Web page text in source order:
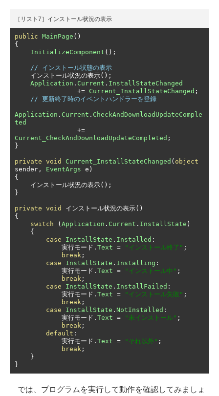
［リスト7］インストール状況の表示
public MainPage ()
{
InitializeComponent ();
// インストール状態の表示
インストール状況の表示();
Application . Current . InstallStateChanged
+= Current_InstallStateChanged ;
// 更新終了時のイベントハンドラーを登録
Application . Current . CheckAndDownloadUpdateComple
ted
+=
Current_CheckAndDownloadUpdateCompleted ;
}
private void Current_InstallStateChanged ( object
sender , EventArgs e )
{
インストール状況の表示();
}
private void
インストール状況の表示()
{
switch
( Application . Current . InstallState )
{
case
InstallState . Installed :
実行モード. Text = "インストール終了" ;
break ;
case
InstallState . Installing :
実行モード. Text = "インストール中" ;
break ;
case
InstallState . InstallFailed :
実行モード. Text = "インストール失敗" ;
break ;
case
InstallState . NotInstalled :
実行モード. Text = "未インストール" ;
break ;
default :
実行モード. Text = "それ以外" ;
break ;
}
}
では、プログラムを実行して動作を確認してみましょ